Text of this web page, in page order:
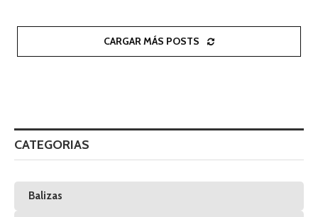
CARGAR MÁS POSTS
CATEGORIAS
Balizas